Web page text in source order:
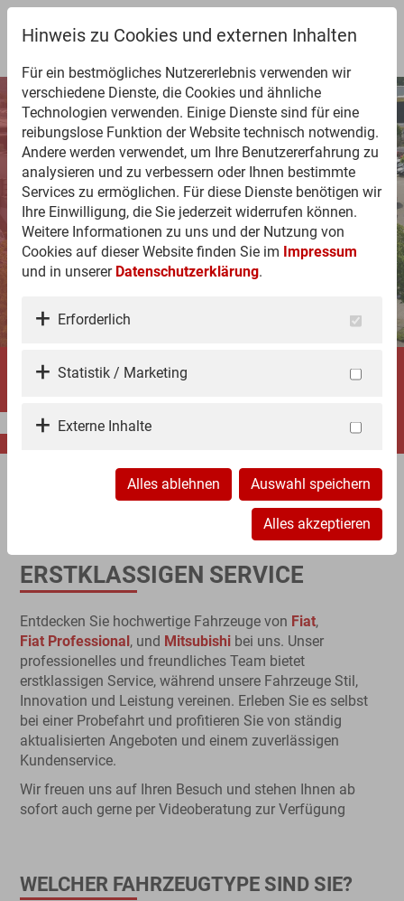
Professionelle Abwicklung,
FÜR DIE AUTOMOBILE WELT.
W
ir s
u
c
h
e
n
d
ic
h
!
IHR PROFI FÜR HOCHWERTIGE
ERSTKLASSIGEN SERVICE
Entdecken Sie hochwertige Fahrzeuge von Fiat,
Fiat Professional , und Mitsubishi bei uns. Unser
professionelles und freundliches Team bietet
erstklassigen Service, während unsere Fahrzeuge Stil,
Innovation und Leistung vereinen. Erleben Sie es selbst
bei einer Probefahrt und profitieren Sie von ständig
aktualisierten Angeboten und einem zuverlässigen
Kundenservice.
Wir freuen uns auf Ihren Besuch und stehen Ihnen ab
sofort auch gerne per Videoberatung zur Verfügung
WELCHER FAHRZEUGTYPE SIND SIE?
Hinweis zu Cookies und externen Inhalten
Für ein bestmögliches Nutzererlebnis verwenden wir
verschiedene Dienste, die Cookies und ähnliche
Technologien verwenden. Einige Dienste sind für eine
reibungslose Funktion der Website technisch notwendig.
Andere werden verwendet, um Ihre Benutzererfahrung zu
analysieren und zu verbessern oder Ihnen bestimmte
Services zu ermöglichen. Für diese Dienste benötigen wir
Ihre Einwilligung, die Sie jederzeit widerrufen können.
Weitere Informationen zu uns und der Nutzung von
Cookies auf dieser Website finden Sie im Impressum
und in unserer Datenschutzerklärung.
Erforderlich
Statistik / Marketing
Externe Inhalte
Alles ablehnen Auswahl speichern
Alles akzeptieren